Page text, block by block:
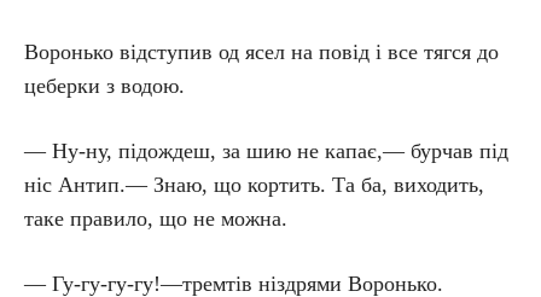
Воронько відступив од ясел на повід і все тягся до
цеберки з водою.
— Ну-ну, підождеш, за шию не капає,— бурчав під
ніс Антип.— Знаю, що кортить. Та ба, виходить,
таке правило, що не можна.
— Гу-гу-гу-гу!—тремтів ніздрями Воронько.